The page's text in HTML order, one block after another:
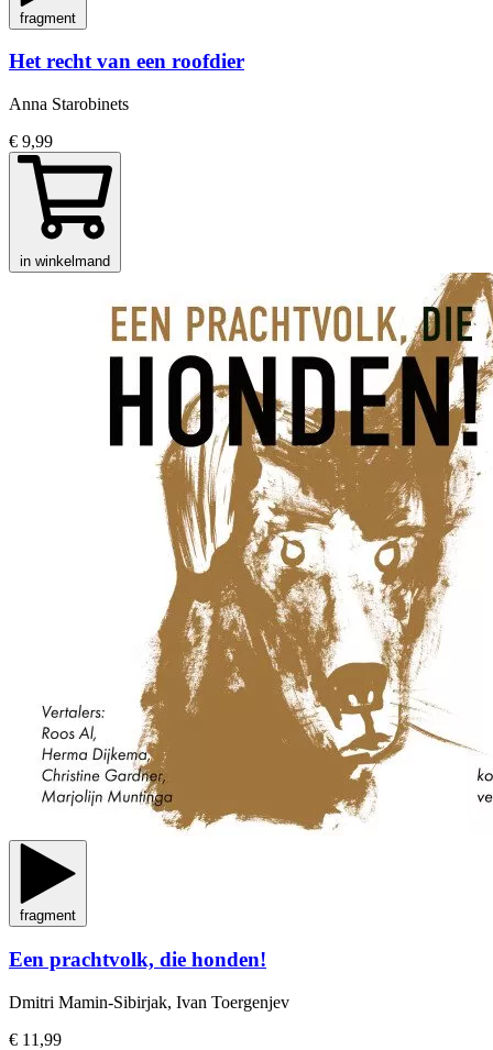
fragment
Het recht van een roofdier
Anna Starobinets
€ 9,99
in winkelmand
fragment
Een prachtvolk, die honden!
Dmitri Mamin-Sibirjak, Ivan Toergenjev
€ 11,99